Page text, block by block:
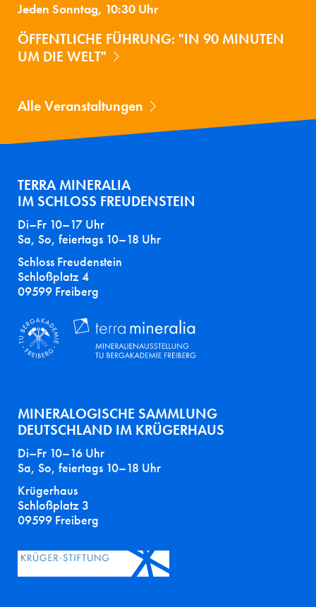
Jeden Sonntag, 10:30 Uhr
ÖFFENTLICHE FÜHRUNG: "IN 90 MINUTEN
UM DIE WELT"
Alle Veranstaltungen
TERRA MINERALIA
IM SCHLOSS FREUDENSTEIN
Di–Fr 10–17 Uhr
Sa, So, feiertags 10–18 Uhr
Schloss Freudenstein
Schloßplatz 4
09599 Freiberg
MINERALOGISCHE SAMMLUNG
DEUTSCHLAND IM KRÜGERHAUS
Di–Fr 10–16 Uhr
Sa, So, feiertags 10–18 Uhr
Krügerhaus
Schloßplatz 3
09599 Freiberg